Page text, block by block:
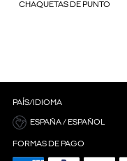
CHAQUETAS DE PUNTO
PAÍS/IDIOMA
ESPAÑA / ESPAÑOL
FORMAS DE PAGO